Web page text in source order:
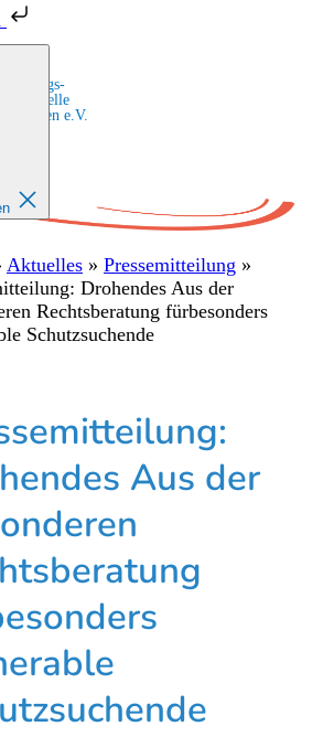
Bildungs-
e.V.
Aktuelles » Pressemitteilung »
Drohendes Aus der
Rechtsberatung fürbesonders
Schutzsuchende
Aus der